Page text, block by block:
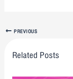
PREVIOUS
Related Posts